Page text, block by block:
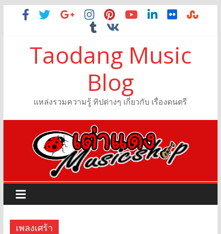
Taodang Music
Blog
แหล่งรวมความรู้ ทิปต่างๆ เกี่ยวกับ เรื่องดนตรี
เพลงเศร้า